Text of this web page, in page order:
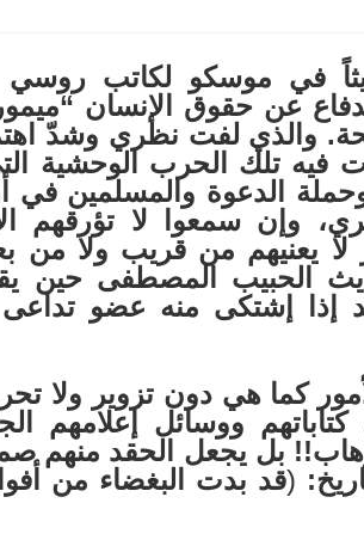
في موسكو لكاتب روسي
عن حقوق الإنسان
والذي لفت نظري وشدّ
تلك الحرب الوحشية
الدعوة والمسلمين في
وإن سمعوا لا تؤرقهم
لا يعنيهم من قريب ولا
الحبيب المصطفى حين
إذا إشتكى منه عضو
كما هي دون تزوير ولا
ووسائل إعلامهم
بل يجعل الحقد منهم صماً
(قد بدت البغضاء من